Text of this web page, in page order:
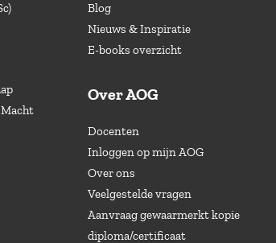
Blog
Nieuws & Inspiratie
E-books overzicht
Over AOG
Docenten
Inloggen op mijn AOG
Over ons
Veelgestelde vragen
Aanvraag gewaarmerkt kopie
diploma/certificaat